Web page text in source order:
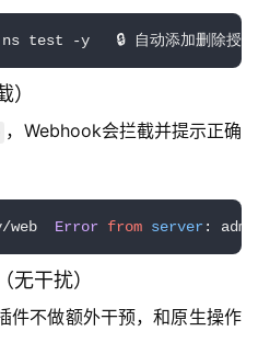
ns test -y   🔒 自动添加删除授
，Webhook会拦截并提示正确
web Error from server:
干扰）
件不做额外干预，和原生操作